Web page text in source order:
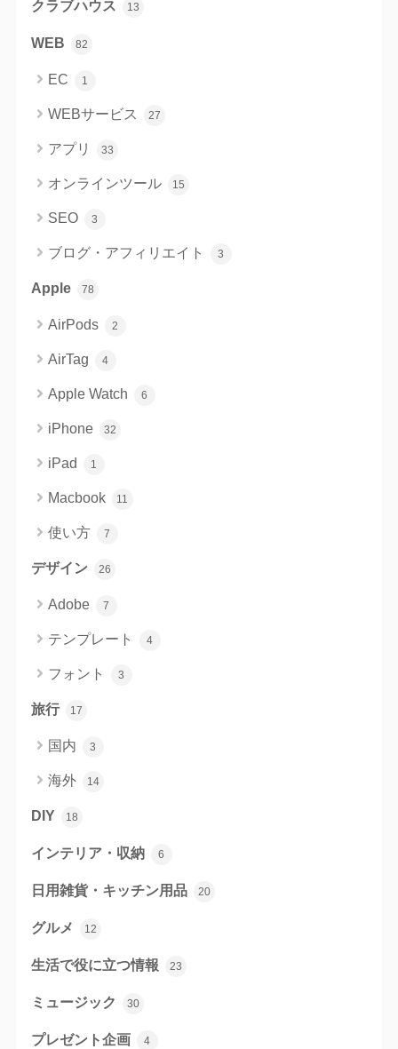
クラブハウス 13
WEB 82
EC 1
WEBサービス 27
アプリ 33
オンラインツール 15
SEO 3
ブログ・アフィリエイト 3
Apple 78
AirPods 2
AirTag 4
Apple Watch 6
iPhone 32
iPad 1
Macbook 11
使い方 7
デザイン 26
Adobe 7
テンプレート 4
フォント 3
旅行 17
国内 3
海外 14
DIY 18
インテリア・収納 6
日用雑貨・キッチン用品 20
グルメ 12
生活で役に立つ情報 23
ミュージック 30
プレゼント企画 4